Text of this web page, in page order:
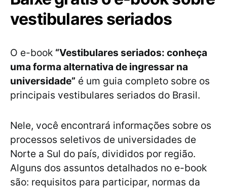
vestibulares seriados
O e-book “Vestibulares seriados: conheça
uma forma alternativa de ingressar na
universidade” é um guia completo sobre os
principais vestibulares seriados do Brasil.
Nele, você encontrará informações sobre os
processos seletivos de universidades de
Norte a Sul do país, divididos por região.
Alguns dos assuntos detalhados no e-book
são: requisitos para participar, normas da